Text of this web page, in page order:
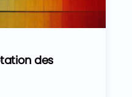
des